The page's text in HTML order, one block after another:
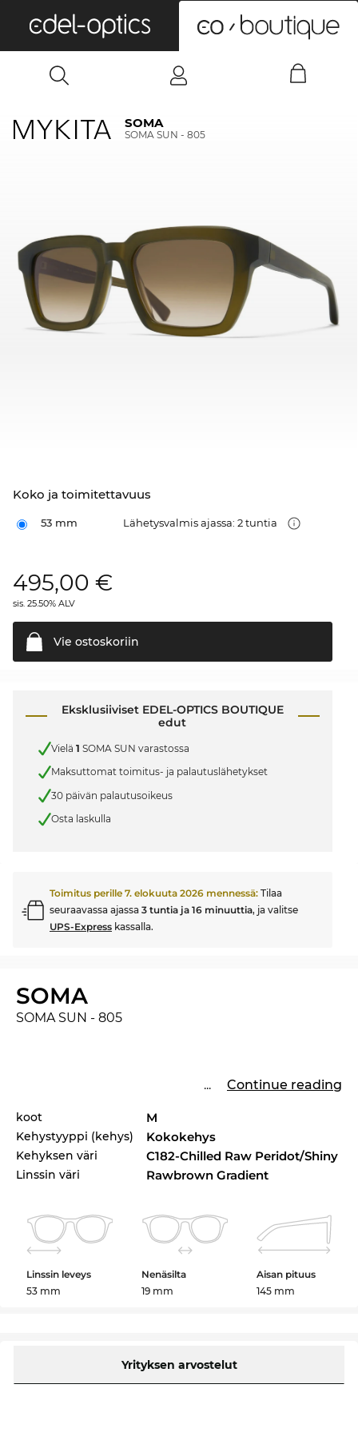
SOMA
SOMA SUN - 805
Koko ja toimitettavuus
53 mm Lähetysvalmis ajassa: 2 tuntia
495,00 €
sis. 25.50% ALV
Vie ostoskoriin
Eksklusiiviset EDEL-OPTICS BOUTIQUE
edut
Vielä 1 SOMA SUN varastossa
Maksuttomat toimitus- ja palautuslähetykset
30 päivän palautusoikeus
Osta laskulla
Toimitus perille 7. elokuuta 2026 mennessä: Tilaa
seuraavassa ajassa 3 tuntia ja 16 minuuttia, ja valitse
UPS-Express kassalla.
SOMA
SOMA SUN - 805
... Continue reading
koot M
Kehystyyppi (kehys) Kokokehys
Kehyksen väri C182-Chilled Raw Peridot/Shiny
Linssin väri Rawbrown Gradient
Linssin leveys
53 mm
Nenäsilta
19 mm
Aisan pituus
145 mm
Yrityksen arvostelut